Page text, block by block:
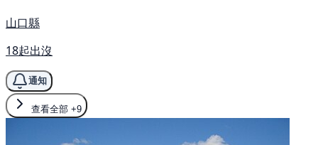
山口縣
18起出沒
通知
查看全部 +9